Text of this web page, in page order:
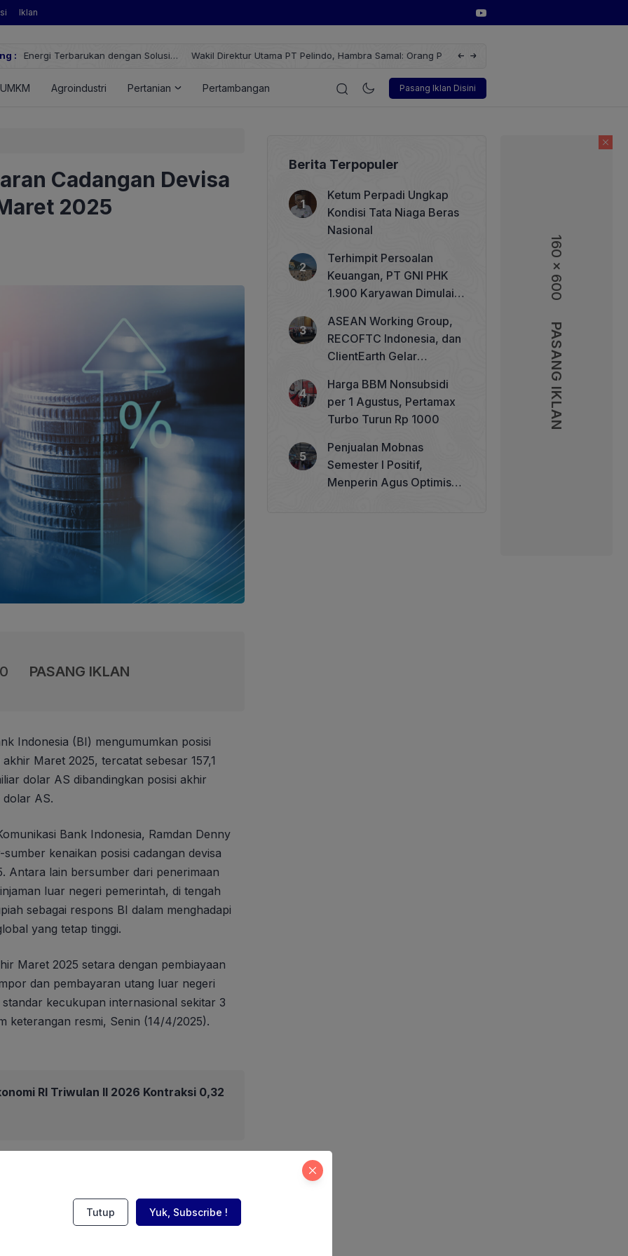
160 x 600
PASANG IKLAN
Iklan
: Wakil Direktur Utama PT Pelindo, Hambra Samal: Orang Pelindo adalah Pemikir
Ketum ASPEBINDO Anggawira: Impor
Pasang Iklan Disini
UMKM Agroindustri Pertanian Pertambangan Korporasi Teknologi Otomotif
Cadangan Devisa
2025
PASANG IKLAN
Indonesia (BI) mengumumkan posisi
Maret 2025, tercatat sebesar 157,1
dolar AS dibandingkan posisi akhir
dolar AS.
Bank Indonesia, Ramdan Denny
kenaikan posisi cadangan devisa
Antara lain bersumber dari penerimaan
luar negeri pemerintah, di tengah
sebagai respons BI dalam menghadapi
yang tetap tinggi.
Maret 2025 setara dengan pembiayaan
dan pembayaran utang luar negeri
kecukupan internasional sekitar 3
keterangan resmi, Senin (14/4/2025).
RI Triwulan II 2026 Kontraksi 0,32
Berita Terpopuler
Ketum Perpadi Ungkap
Kondisi Tata Niaga Beras
Nasional
Terhimpit Persoalan
Keuangan, PT GNI PHK
1.900 Karyawan Dimulai 5
ASEAN Working Group,
RECOFTC Indonesia, dan
ClientEarth Gelar
Memperkuat Tata Kelola
Perhutanan Sosial
Harga BBM Nonsubsidi
per 1 Agustus, Pertamax
Turbo Turun Rp 1000
Penjualan Mobnas
Semester I Positif,
Menperin Agus Optimistis
Tutup Yuk, Subscribe !